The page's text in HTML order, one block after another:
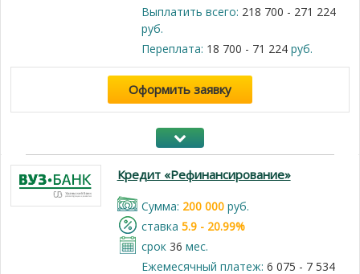
Выплатить всего: 218 700 - 271 224
руб.
Переплата: 18 700 - 71 224руб.
Оформить заявку
Кредит «Рефинансирование»
Cумма: 200 000руб.
cтавка 5.9 - 20.99%
срок 36 мес.
Ежемесячный платеж: 6 075 - 7 534